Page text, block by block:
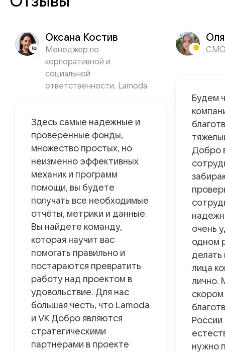
Оксана Костив
Менеджер по
корпоративной и
социальной
ответственности, Lamoda
Здесь самые надежные и
проверенные фонды,
множество простых, но
неизменно эффективных
механик и программ
помощи, вы будете
получать все необходимые
отчёты, метрики и данные.
Вы найдете команду,
которая научит вас
помогать правильно и
постараются превратить
работу над проектом в
удовольствие. Для нас
большая честь, что Lamoda
и VK Добро являются
стратегическими
партнерами в проекте
СМО
Будем
Добро
очень
одном
делать
лица
лично.
скором
нужно